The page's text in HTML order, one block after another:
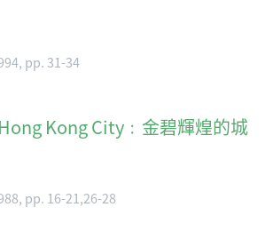
pp. 31-34
Kong City﹕金碧輝煌的城
pp. 16-21,26-28